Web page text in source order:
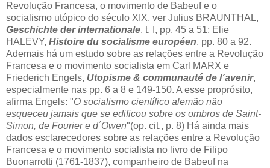
Revolução Francesa, o movimento de Babeuf e o
socialismo utópico do século XIX, ver Julius BRAUNTHAL,
Geschichte der internationale, t. I, pp. 45 a 51; Elie
HALEVY, Histoire du socialisme européen, pp. 80 a 92.
Ademais há um estudo sobre as relações entre a Revolução
Francesa e o movimento socialista em Carl MARX e
Friederich Engels, Utopisme & communauté de l´avenir,
especialmente nas pp. 6 a 8 e 149-150. A esse proprósito,
afirma Engels: "O socialismo científico alemão não
esqueceu jamais que se edificou sobre os ombros de Saint-
Simon, de Fourier e d´Owen"(op. cit., p. 8) Há ainda mais
dados esclarecedores sobre as relações entre a Revolução
Francesa e o movimento socialista no livro de Filipo
Buonarrotti (1761-1837), companheiro de Babeuf na